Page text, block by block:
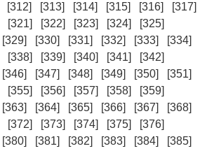
[312] [313] [314] [315] [316]
[317]
[321] [322] [323] [324]
[325]
[329] [330] [331] [332] [333]
[334]
[338] [339] [340] [341]
[342]
[346] [347] [348] [349] [350]
[351]
[355] [356] [357] [358]
[359]
[363] [364] [365] [366] [367]
[368]
[372] [373] [374] [375]
[376]
[380] [381] [382] [383] [384]
[385]